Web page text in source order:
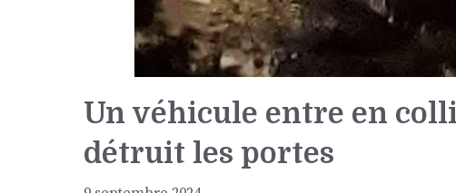
Un véhicule entre en
détruit les portes